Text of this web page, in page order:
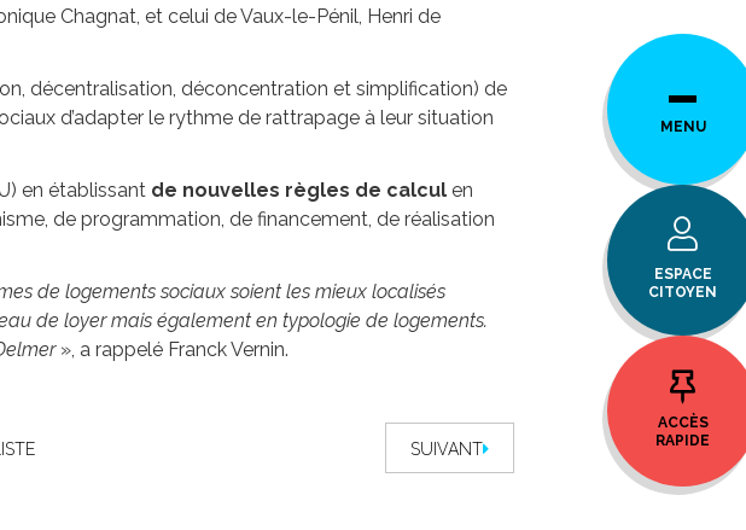
Chagnat, et celui de Vaux-le-Pénil, Henri de
décentralisation, déconcentration et simplification) de
d’adapter le rythme de rattrapage à leur situation
en établissant de nouvelles règles de calcul en
de programmation, de financement, de réalisation
de logements sociaux soient les mieux localisés
de loyer mais également en typologie de logements.
», a rappelé Franck Vernin.
SUIVANT
MENU
ESPACE
CITOYEN
ACCÈS
RAPIDE